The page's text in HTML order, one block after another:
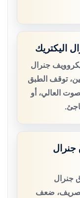
اليكتريك
جنرال
توقف الطبق
العالي، أو
جنرال
جنرال
ضعف